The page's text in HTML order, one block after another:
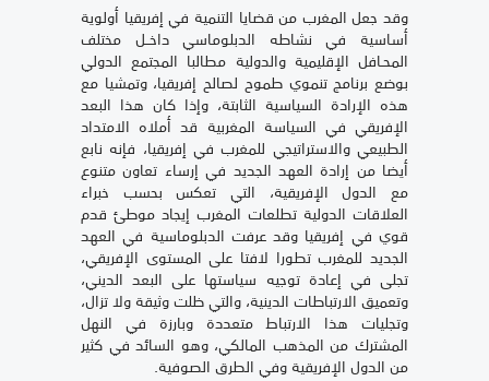
وقد جعل المغرب من قضايا التنمية في إفريقيا أولوية
أساسية في نشاطه الدبلوماسي داخــل مختلف
المحـافل الإقليمية والدولية مطالبا المجتمع الدولي
بوضع برنامج تنموي طموح لصالح إفريقيا، وتمشيا مع
هذه الإرادة السياسية الثابتة، وإذا كان هذا البعد
الإفريقي في السياسة المغربية قد أملاه الامتداد
الطبيعي والاستراتيجي للمغرب في إفريقيا، فإنه نابع
أيضا من إرادة العهد الجديد في إرساء تعاون متنوع
مع الدول الإفريقية، التي تعكس بحسب خبراء
العلاقات الدولية تطلعات المغرب إيجاد موطئ قدم
قوي في إفريقيا وقد عرفت الدبلوماسية في العهد
الجديد للمغرب تطورا لافتا على المستوى الإفريقي،
تجلى في إعادة توجيه سياستها على البعد الديني،
وتعميق الارتباطات الدينية، والتي ظلت وثيقة ولا تزال،
وتجليات هذا الارتباط متعددة وبارزة في النهل
المشترك من المذهب المالكي، وهو السائد في كثير
من الدول الإفريقية وفي الطرق الصوفية.